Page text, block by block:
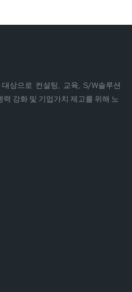
대상으로 컨설팅, 교육, S/W솔루션
강화 및 기업가치 제고를 위해 노